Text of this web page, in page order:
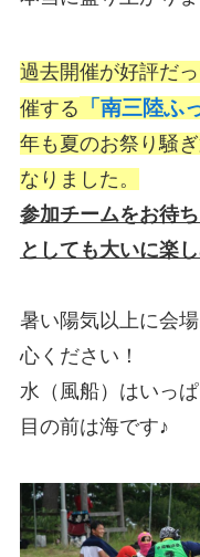
過去開催が好評だ
催する
「南三陸ふ
年も夏のお祭り騒
なりました。
参加チームをお待
としても大いに楽
暑い陽気以上に会
心ください！
水（風船）はいっ
目の前は海です♪